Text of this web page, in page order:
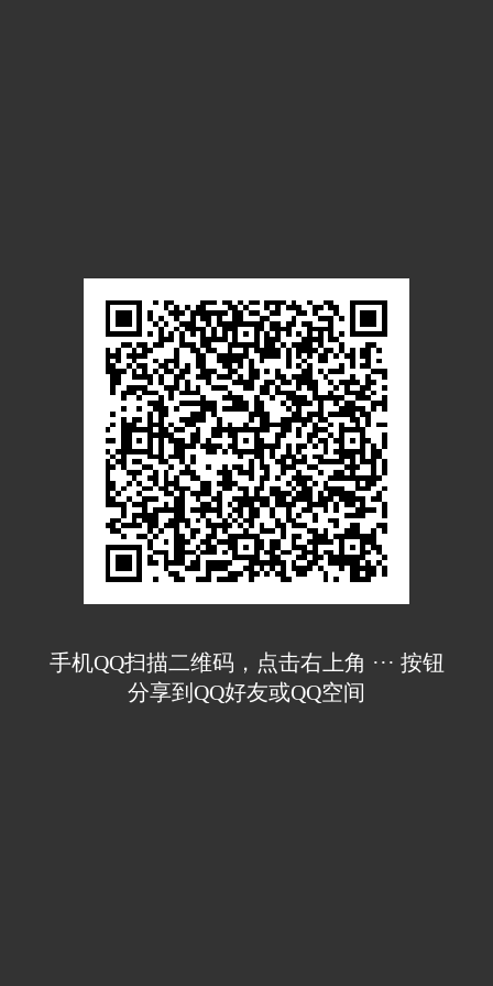
手机QQ扫描二维码，点击右上角 ··· 按钮
分享到QQ好友或QQ空间